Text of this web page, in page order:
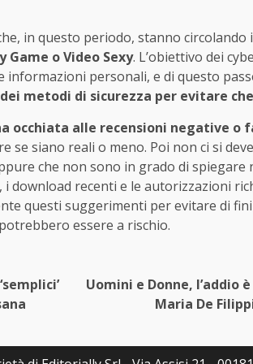
in questo periodo, stanno circolando
Game o Video Sexy. L’obiettivo dei
informazioni personali, e di questo
metodi di sicurezza per evitare
occhiata alle recensioni negative o
siano reali o meno. Poi non ci si
che non sono in grado di spiegare
download recenti e le autorizzazioni
questi suggerimenti per evitare di
essere a rischio.
Uomini e Donne, l’addio
Maria De